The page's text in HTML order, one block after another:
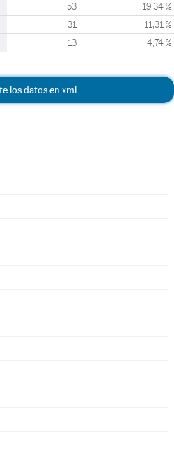
53 19,34 %
31 11,31 %
13 4,74 %
los datos en xml